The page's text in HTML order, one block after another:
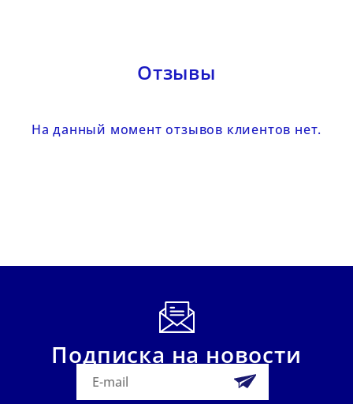
Отзывы
На данный момент отзывов клиентов нет.
Подписка на новости